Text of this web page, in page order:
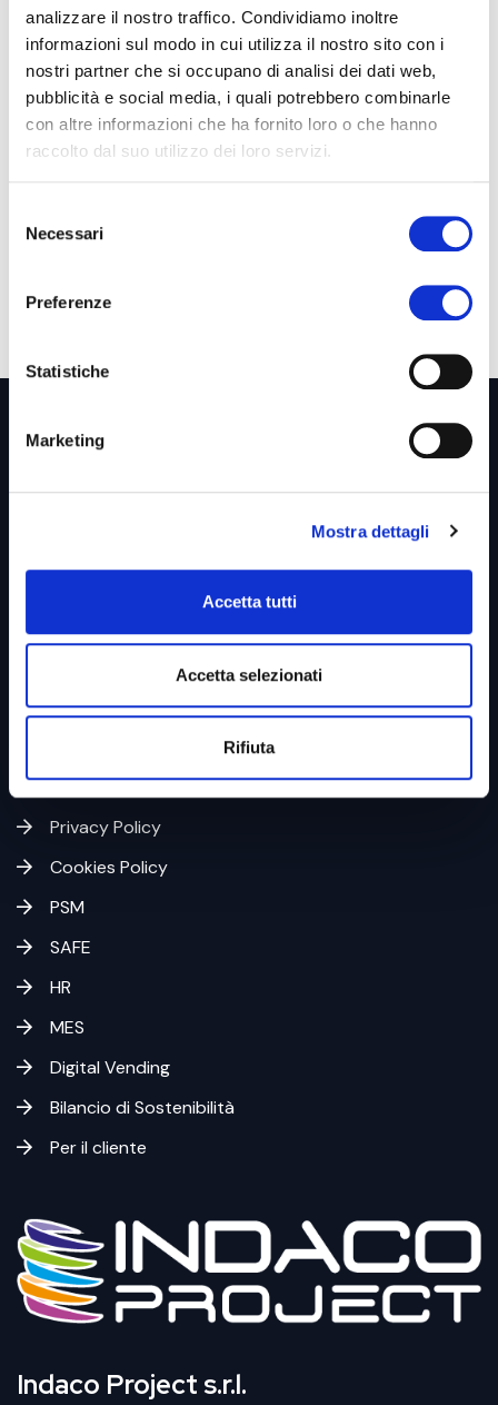
analizzare il nostro traffico. Condividiamo inoltre
informazioni sul modo in cui utilizza il nostro sito con i
nostri partner che si occupano di analisi dei dati web,
pubblicità e social media, i quali potrebbero combinarle
con altre informazioni che ha fornito loro o che hanno
raccolto dal suo utilizzo dei loro servizi.
delNecessari
Preferenze
Statistiche
Marketing
Mostra dettagli
Accetta tutti
Accetta selezionati
Rifiuta
giuste modalità e strumenti lavoreremo in maniera
più efficiente e soddisfacente.
Ed ecco che forse all’ inizio “ameremo il lavoro che
facciamo” e poi “sceglieremo il lavoro che amiamo” .
Codice Etico
Diventa Partner
Privacy Policy
Cookies Policy
PSM
SAFE
HR
MES
Digital Vending
Bilancio di Sostenibilità
Per il cliente
Indaco Project s.r.l.